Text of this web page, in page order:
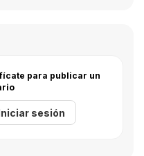
para publicar un
sesión